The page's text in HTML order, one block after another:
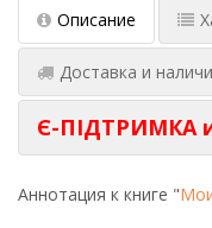
Описание
Доставка и
Є-ПІДТРИМКА
Аннотация к книге "